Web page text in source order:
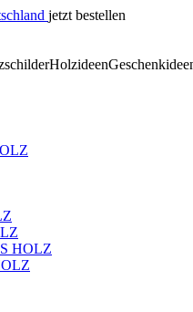
jetzt bestellen
Holzideen
HOLZ